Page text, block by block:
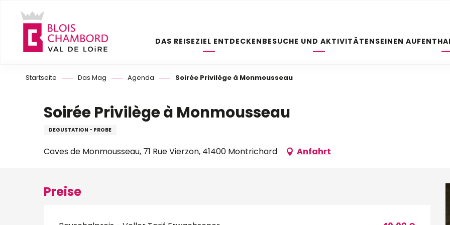
contenu
principal
DAS REISEZIEL ENTDECKENBESUCHE UND AKTIVITÄTENSEINEN
Startseite Das Mag Agenda Soirée Privilège à Monmousseau
Soirée Privilège à Monmousseau
DEGUSTATION - PROBE
Caves de Monmousseau, 71 Rue Vierzon, 41400 Montrichard Anfahrt
Preise